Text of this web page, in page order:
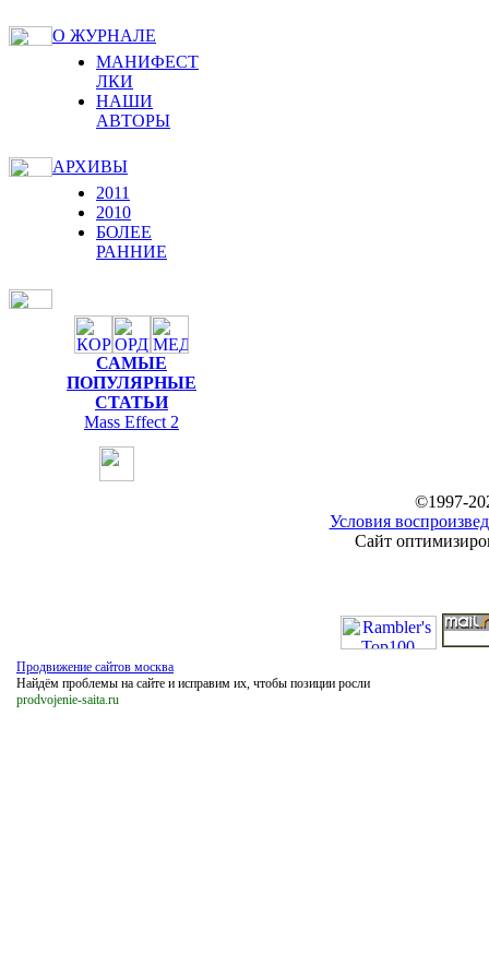
О ЖУРНАЛЕ
МАНИФЕСТ
ЛКИ
НАШИ
АВТОРЫ
АРХИВЫ
2011
2010
БОЛЕЕ
РАННИЕ
САМЫЕ
ПОПУЛЯРНЫЕ
СТАТЬИ
Mass Effect 2
©1997-
Условия
Сайт
Продвижение сайтов москва
Найдём проблемы на сайте и исправим их, чтобы позиции росли
prodvojenie-saita.ru